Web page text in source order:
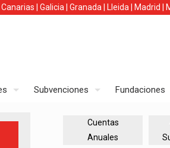
Canarias Galicia Granada Lleida Madrid
Subvenciones Fundaciones
Cuentas
Anuales